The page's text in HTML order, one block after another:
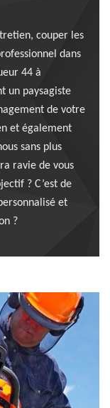
couper les
dans
44 à
un paysagiste
de votre
et également
sans plus
ravie de vous
? C’est de
et
?